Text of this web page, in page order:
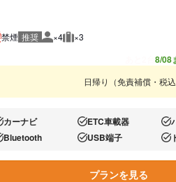
禁煙 推奨 推奨人数
×4 推奨荷物
×3
8/08
日帰り（免責補償・税込
:
カーナビ あり:ETC車載器 あ
:
Bluetooth あり:USB端子 あ
プランを見る